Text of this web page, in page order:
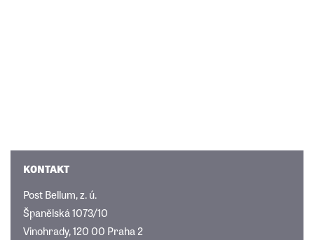
KONTAKT
Post Bellum, z. ú.
Španělská 1073/10
Vinohrady, 120 00 Praha 2